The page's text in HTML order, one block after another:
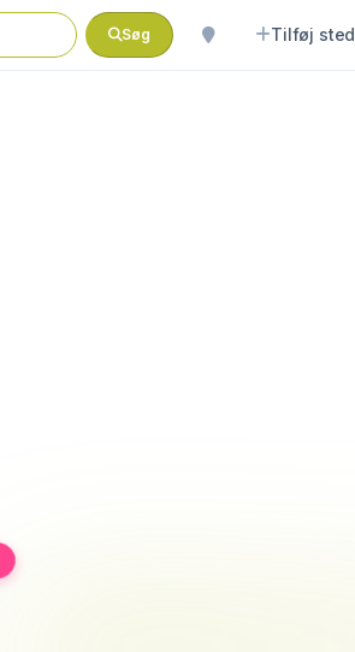
Søg Tilføj sted